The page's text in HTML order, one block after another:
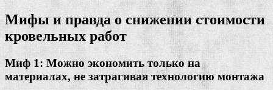
Мифы и правда о снижении стоимости
кровельных работ
Миф 1: Можно экономить только на
материалах, не затрагивая технологию монтажа